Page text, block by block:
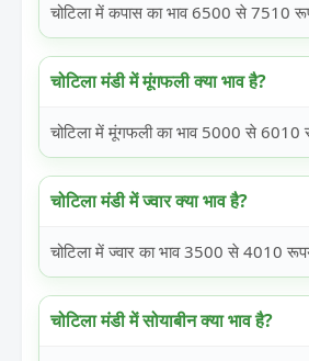
चोटिला में कपास का भाव 6500 से 7510
चोटिला मंडी में मूंगफली क्या भाव है?
चोटिला में मूंगफली का भाव 5000 से 6010
चोटिला मंडी में ज्वार क्या भाव है?
चोटिला में ज्वार का भाव 3500 से 4010
चोटिला मंडी में सोयाबीन क्या भाव है?